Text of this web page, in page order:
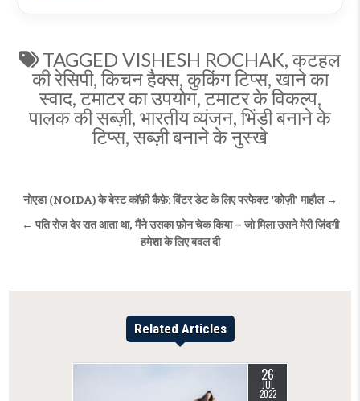
TAGGED VISHESH ROCHAK,कटहल
की रेसिपी,किचन हैक्स,कुकिंग टिप्स,खाने का
स्वाद,टमाटर का उपयोग,टमाटर के विकल्प,
पालक की सब्ज़ी, भारतीय व्यंजन,भिंडी बनाने के
टिप्स,सब्ज़ी बनाने के नुस्खे
Post
navigation
नोएडा (NOIDA) के बेस्ट कॉफ़ी कैफ़े: विंटर डेट के लिए परफेक्ट ‘कोज़ी’ माहौल →
← पति रोज़ देर रात आता था, मैंने उसका फ़ोन चेक किया – जो मिला उसने मेरी ज़िंदगी
हमेशा के लिए बदल दी
Related Articles
26
JUL
2022